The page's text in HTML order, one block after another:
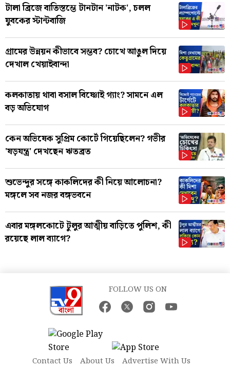
টালা ব্রিজে বাতিস্তম্ভে টানটান 'নাটক', চলল
যুবকের স্টান্টবাজি
গ্রামের উন্নয়ন কীভাবে সম্ভব? চোখে আঙুল দিয়ে
দেখাল খেয়াইবান্দা
কলকাতায় থাবা বসাল বিষ্ণোই গ্যাং? সামনে এল
বড় অভিযোগ
কেন অভিষেক সুপ্রিম কোর্টে গিয়েছিলেন? গভীর
'ষড়যন্ত্র' দেখছেন ঋতব্রত
শুভেন্দুর সঙ্গে কাকলিদের কী নিয়ে আলোচনা?
মঙ্গলে সব নজর বঙ্গভবনে
এবার মঙ্গলকোটে টুলুর আত্মীয় বাড়িতে পুলিশ, কী
রয়েছে লাল ব্যাগে?
FOLLOW US ON
Contact Us About Us Advertise With Us